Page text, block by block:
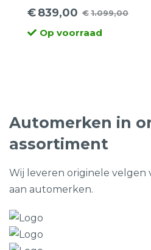
€1.099,00
Oorspronkelijke
prijs
€839,00
Huidige
prijsOp voorraad
Automerken in
assortiment
Wij leveren originele velgen
aan automerken.